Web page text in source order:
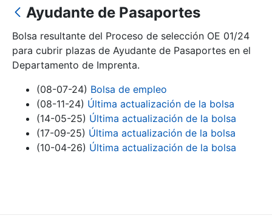
Mostra/Amaga
Mostra/Amaga
Mostra/Amaga
Ayudante de Pasaportes
Bolsa resultante del Proceso de selección OE 01/24
para cubrir plazas de Ayudante de Pasaportes en el
Departamento de Imprenta.
(08-07-24) Bolsa de empleo
(08-11-24) Última actualización de la bolsa
(14-05-25) Última actualización de la bolsa
(17-09-25) Última actualización de la bolsa
(10-04-26) Última actualización de la bolsa